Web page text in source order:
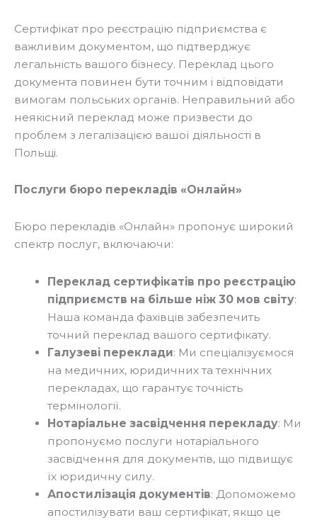
Сертифікат про реєстрацію підприємства є
важливим документом, що підтверджує
легальність вашого бізнесу. Переклад цього
документа повинен бути точним і відповідати
вимогам польських органів. Неправильний або
неякісний переклад може призвести до
проблем з легалізацією вашої діяльності в
Польщі.
Послуги бюро перекладів «Онлайн»
Бюро перекладів «Онлайн» пропонує широкий
спектр послуг, включаючи:
Переклад сертифікатів про реєстрацію
підприємств на більше ніж 30 мов світу:
Наша команда фахівців забезпечить
точний переклад вашого сертифікату.
Галузеві переклади: Ми спеціалізуємося
на медичних, юридичних та технічних
перекладах, що гарантує точність
термінології.
Нотаріальне засвідчення перекладу: Ми
пропонуємо послуги нотаріального
засвідчення для документів, що підвищує
їх юридичну силу.
Апостилізація документів: Допоможемо
апостилізувати ваш сертифікат, якщо це